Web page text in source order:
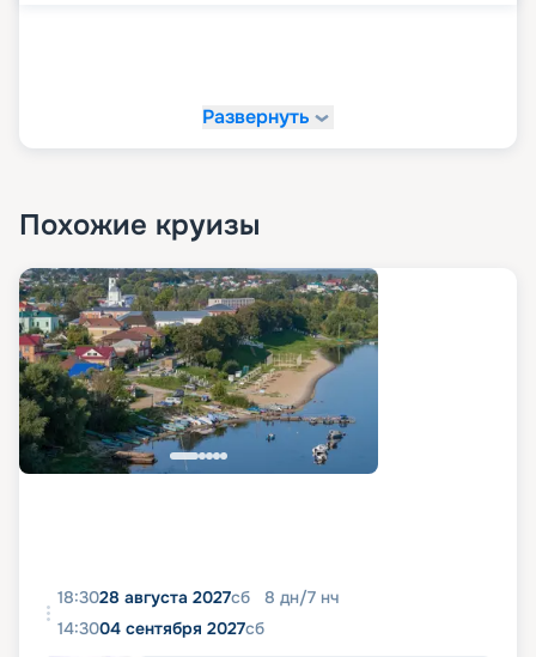
Развернуть
Похожие круизы
18:3028 августа 2027сб 8 дн/7 нч
14:3004 сентября 2027сб